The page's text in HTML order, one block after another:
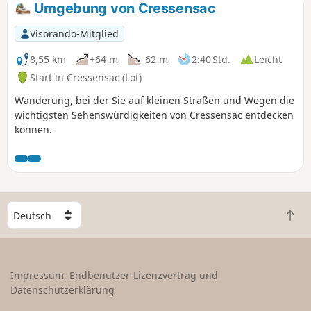
Umgebung von Cressensac
Visorando-Mitglied
8,55 km
+64 m -62 m 2:40 Std.
Leicht
Start in Cressensac (Lot)
Wanderung, bei der Sie auf kleinen Straßen und Wegen die
wichtigsten Sehenswürdigkeiten von Cressensac entdecken
können.
W
ä
h
e
Z
u
Impressum, Endbenutzer-Lizenzvertrag und
Datenschutzerklärung